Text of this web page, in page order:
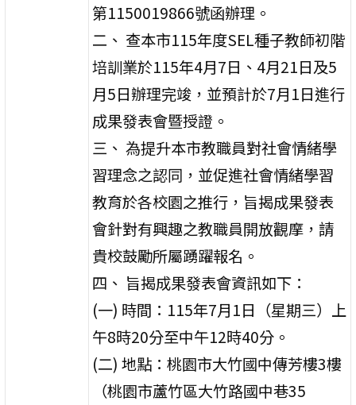
第1150019866號函辦理。
二、 查本市115年度SEL種子教師初階
培訓業於115年4月7日、4月21日及5
月5日辦理完竣，並預計於7月1日進行
成果發表會暨授證。
三、 為提升本市教職員對社會情緒學
習理念之認同，並促進社會情緒學習
教育於各校園之推行，旨揭成果發表
會針對有興趣之教職員開放觀摩，請
貴校鼓勵所屬踴躍報名。
四、 旨揭成果發表會資訊如下：
(一) 時間：115年7月1日（星期三）上
午8時20分至中午12時40分。
(二) 地點：桃園市大竹國中傳芳樓3樓
（桃園市蘆竹區大竹路國中巷35